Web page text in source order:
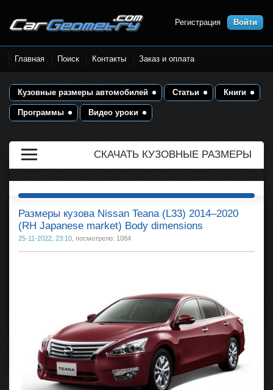
Размеры кузова автомобилей.
Контрольные точки и кузовные
размеры. Геометрия кузова
Регистрация Войти
Главная Поиск Контакты Заказ и оплата
Кузовные размеры автомобилей Статьи Книги
Программы Видео уроки
СКАЧАТЬ КУЗОВНЫЕ РАЗМЕРЫ
Размеры кузова Nissan Teana (L33) 2014–2020
(RH Japanese market) Body dimensions
25-11-2022, 23:10 , посмотрело: 1084